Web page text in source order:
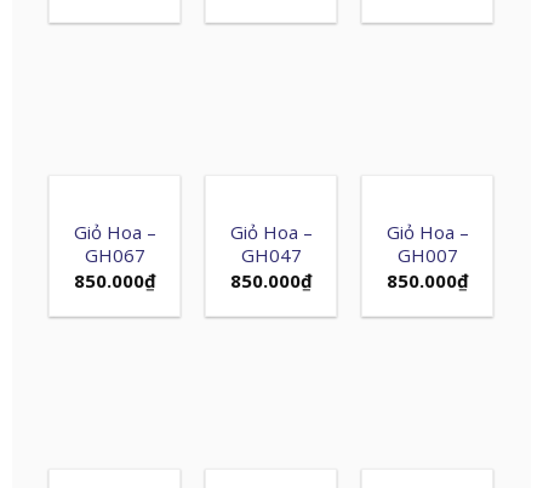
Giỏ Hoa –
GH067
850.000₫
Giỏ Hoa –
GH047
850.000₫
Giỏ Hoa –
GH007
850.000₫